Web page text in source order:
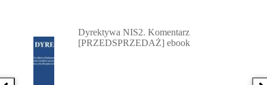
Dyrektywa NIS2. Komentarz
[PRZEDSPRZEDAŻ] ebook